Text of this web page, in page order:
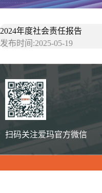
2024年度社会责任报告
发布时间:2025-05-19
扫码关注爱玛官方微信